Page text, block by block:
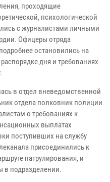
проходящие
психологической
с журналистами личными
Офицеры отряда
остановились на
дня и требованиях
в отдел вневедомственной
отдела полковник полиции
о требованиях к
выплатах
поступивших на службу
присоединились к
патрулирования, и
в подразделении.